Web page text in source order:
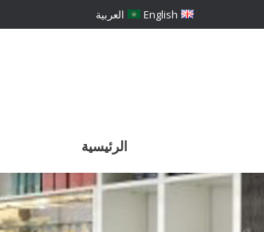
English العربية
الرئيسية